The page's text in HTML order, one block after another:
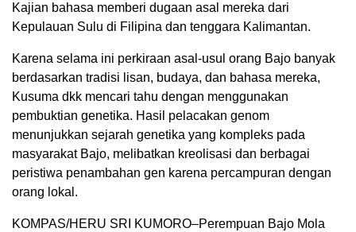
Kajian bahasa memberi dugaan asal mereka dari
Kepulauan Sulu di Filipina dan tenggara Kalimantan.
Karena selama ini perkiraan asal-usul orang Bajo banyak
berdasarkan tradisi lisan, budaya, dan bahasa mereka,
Kusuma dkk mencari tahu dengan menggunakan
pembuktian genetika. Hasil pelacakan genom
menunjukkan sejarah genetika yang kompleks pada
masyarakat Bajo, melibatkan kreolisasi dan berbagai
peristiwa penambahan gen karena percampuran dengan
orang lokal.
KOMPAS/HERU SRI KUMORO–Perempuan Bajo Mola